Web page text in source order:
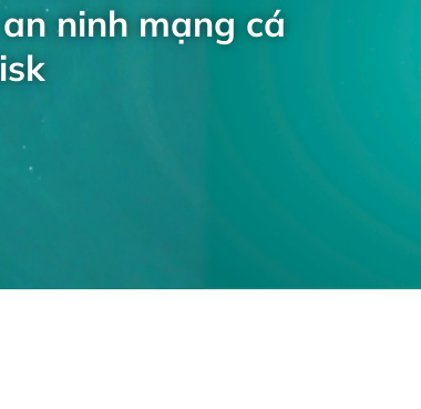
ninh mạng cá